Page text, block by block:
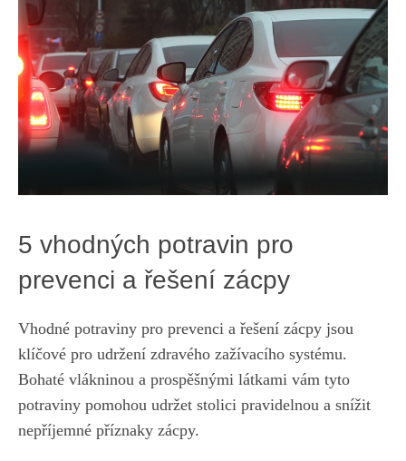
5 vhodných potravin pro
prevenci a řešení zácpy
Vhodné potraviny pro prevenci a řešení zácpy jsou
klíčové pro udržení zdravého zažívacího systému.
Bohaté vlákninou a prospěšnými látkami vám tyto
potraviny pomohou udržet stolici pravidelnou a snížit
nepříjemné příznaky zácpy.